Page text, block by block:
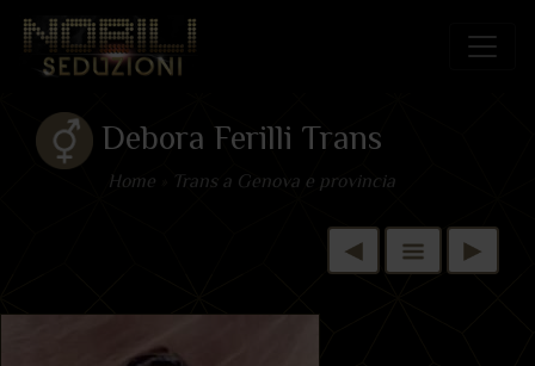
Debora Ferilli Trans
Home Trans a Genova e provincia